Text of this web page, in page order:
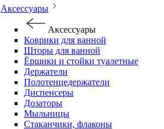
Аксессуары
Аксессуары
Коврики для ванной
Шторы для ванной
Ёршики и стойки туалетные
Держатели
Полотенцедержатели
Диспенсеры
Дозаторы
Мыльницы
Стаканчики, флаконы